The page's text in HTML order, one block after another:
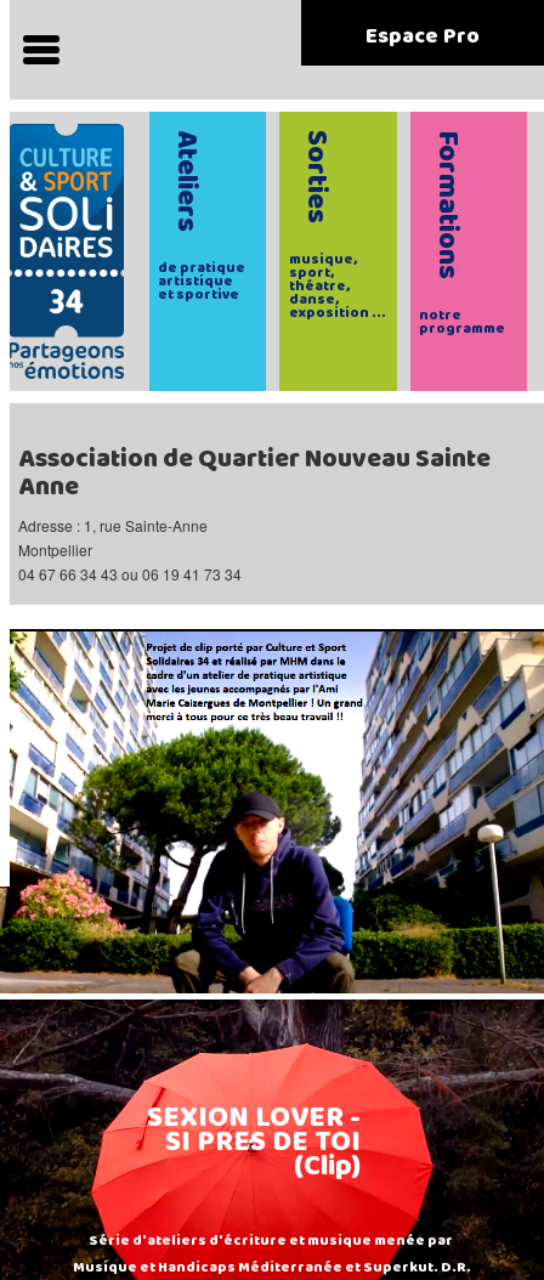
Espace Pro
Ateliers
de pratique
artistique
et sportive
Sorties
musique,
sport,
théatre,
danse,
exposition ...
Formations
notre
programme
Association de Quartier Nouveau Sainte
Anne
Adresse : 1, rue Sainte-Anne
Montpellier
04 67 66 34 43 ou 06 19 41 73 34
SEXION LOVER -
SI PRES DE TOI
(Clip)
Série d'ateliers d'écriture et musique menée par
Musique et Handicaps Méditerranée et Superkut. D.R.